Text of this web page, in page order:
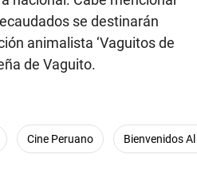
se destinarán
animalista ‘Vaguitos de
de Vaguito.
Cine Peruano Bienvenidos